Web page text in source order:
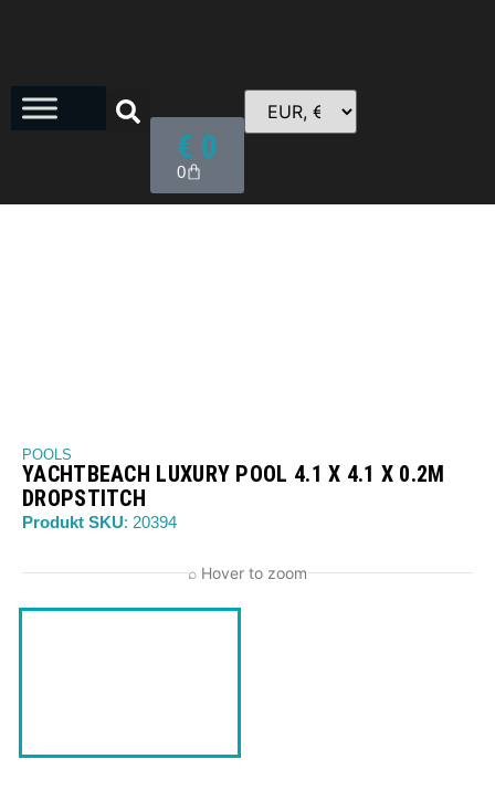
€ 0
0
POOLS
YACHTBEACH LUXURY POOL 4.1 X 4.1 X 0.2M
DROPSTITCH
Produkt SKU: 20394
⌕ Hover to zoom